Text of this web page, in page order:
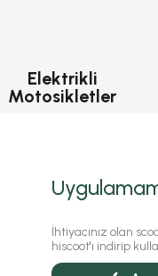
Elektrikli
Motosikletler
İhtiyacınız olan
hiscoot'ı indirip